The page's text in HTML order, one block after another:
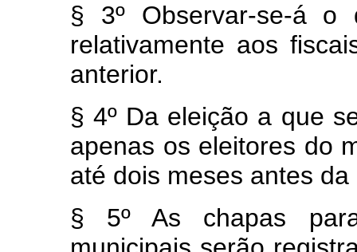
§ 3º Observar‑se‑á
relativamente aos
anterior.
§ 4º Da eleição a que
apenas os eleitores do
até dois meses antes
§ 5º As chapas